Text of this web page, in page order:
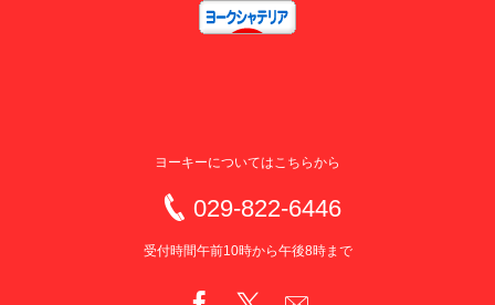
ヨーキーについてはこちらから
029-822-6446
受付時間午前10時から午後8時まで